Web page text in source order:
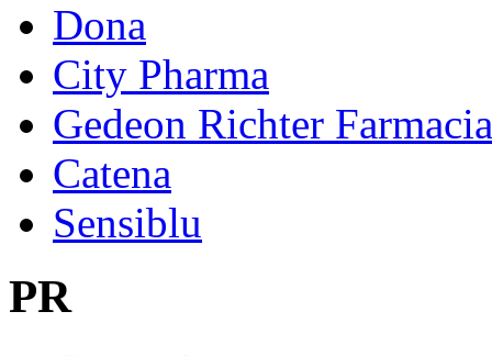
Dona
City Pharma
Gedeon Richter Farmacia
Catena
Sensiblu
PR